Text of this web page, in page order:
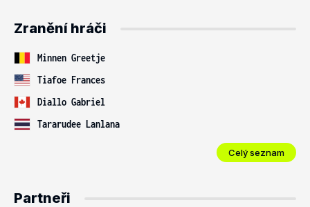
Zranění hráči
Minnen Greetje
Tiafoe Frances
Diallo Gabriel
Tararudee Lanlana
Celý seznam
Partneři